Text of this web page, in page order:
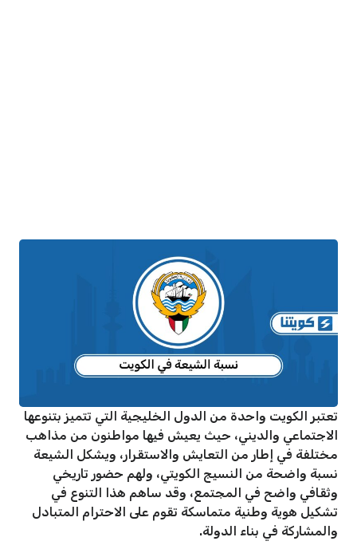
تعتبر الكويت واحدة من الدول الخليجية التي تتميز بتنوعها
الاجتماعي والديني، حيث يعيش فيها مواطنون من مذاهب
مختلفة في إطار من التعايش والاستقرار، ويشكل الشيعة
نسبة واضحة من النسيج الكويتي، ولهم حضور تاريخي
وثقافي واضح في المجتمع، وقد ساهم هذا التنوع في
تشكيل هوية وطنية متماسكة تقوم على الاحترام المتبادل
والمشاركة في بناء الدولة.